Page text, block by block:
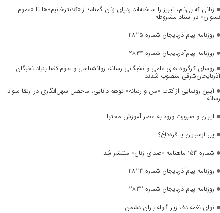
زنانی که بی‌نام، تبریز را ساخته‌اند ردپای زنان گمنام؛ از «کلانترخانیم»ها تا «عموم
نسوان» در اسناد مشروطه
روزنامه پیام‌آذربایجان شماره 2835
روزنامه پیام‌آذربایجان شماره 2834
رؤسای کارگروه های علمی و نخبگانی رسانه، روانشناسی و علوم قضا بنیاد نخبگان
آذربایجان‌شرقی منصوب شدند
آیین رونمایی از کتاب «من و رسانه» توهم دانایی، ماحصل سهل‌انگاری در ارتقا سواد
رسانه
ایران و ضرورت ورود به عصر آموزش محتوا
پل ارسباران یا قره‌داغ؟
شماره ۱۵۳ ماهنامه «صدای زنان» منتشر شد
روزنامه پیام‌آذربایجان شماره 2833
روزنامه پیام‌آذربایجان شماره 2832
نوای نغمه دف زیر گلوله باران دشمن